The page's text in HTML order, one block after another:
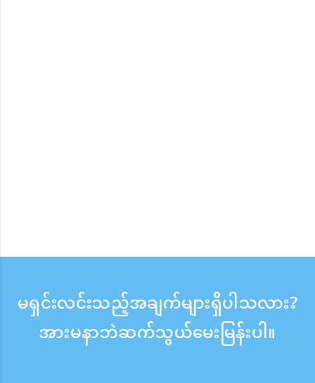
မရှင်းလင်းသည့်အချက်များရှိပါသလား?
အားမနာဘဲဆက်သွယ်မေးမြန်းပါ။